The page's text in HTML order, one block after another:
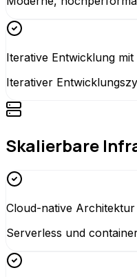
Iterative Entwicklung
Iterativer
Skalierbare
Cloud-native Architektur
Serverless und